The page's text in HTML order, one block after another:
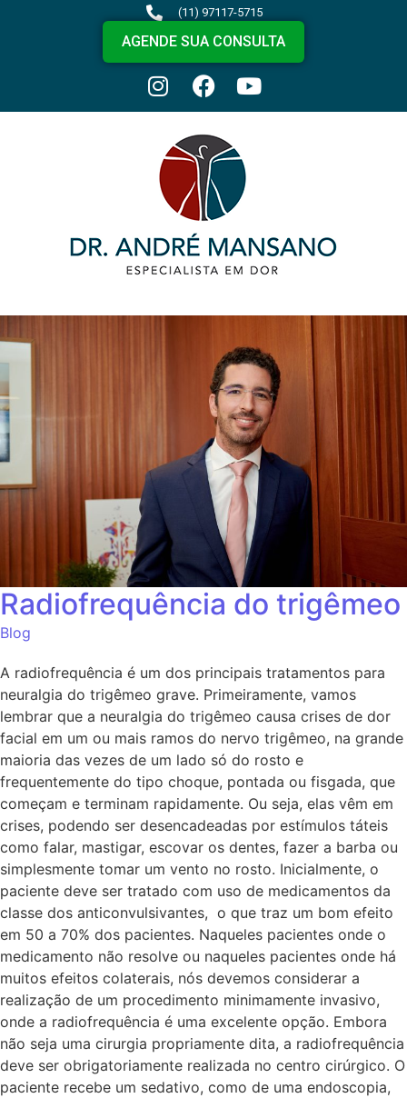
(11) 97117-5715
AGENDE SUA CONSULTA
Radiofrequência do trigêmeo
Blog
A radiofrequência é um dos principais tratamentos para
neuralgia do trigêmeo grave. Primeiramente, vamos
lembrar que a neuralgia do trigêmeo causa crises de dor
facial em um ou mais ramos do nervo trigêmeo, na grande
maioria das vezes de um lado só do rosto e
frequentemente do tipo choque, pontada ou fisgada, que
começam e terminam rapidamente. Ou seja, elas vêm em
crises, podendo ser desencadeadas por estímulos táteis
como falar, mastigar, escovar os dentes, fazer a barba ou
simplesmente tomar um vento no rosto. Inicialmente, o
paciente deve ser tratado com uso de medicamentos da
classe dos anticonvulsivantes, o que traz um bom efeito
em 50 a 70% dos pacientes. Naqueles pacientes onde o
medicamento não resolve ou naqueles pacientes onde há
muitos efeitos colaterais, nós devemos considerar a
realização de um procedimento minimamente invasivo,
onde a radiofrequência é uma excelente opção. Embora
não seja uma cirurgia propriamente dita, a radiofrequência
deve ser obrigatoriamente realizada no centro cirúrgico. O
paciente recebe um sedativo, como de uma endoscopia,